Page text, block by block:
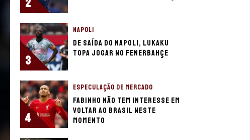
2
3
NAPOLI
De saída do Napoli, Lukaku
topa jogar no Fenerbahçe
4
ESPECULAÇÃO DE MERCADO
Fabinho não tem interesse em
voltar ao Brasil neste
momento